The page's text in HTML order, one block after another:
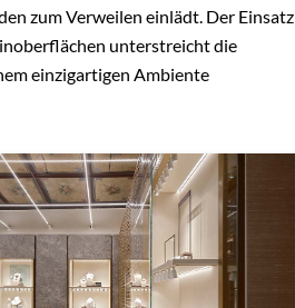
zum Verweilen einlädt. Der Einsatz
unterstreicht die
einzigartigen Ambiente